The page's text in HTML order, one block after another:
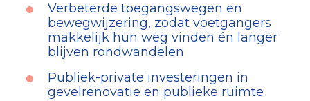
Verbeterde toegangswegen en
bewegwijzering, zodat voetgangers
makkelijk hun weg vinden én langer
blijven rondwandelen
Publiek-private investeringen in
gevelrenovatie en publieke ruimte